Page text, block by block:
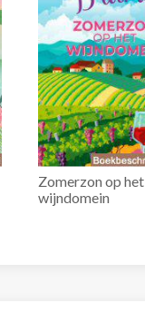
Zomerzon op het
wijndomein